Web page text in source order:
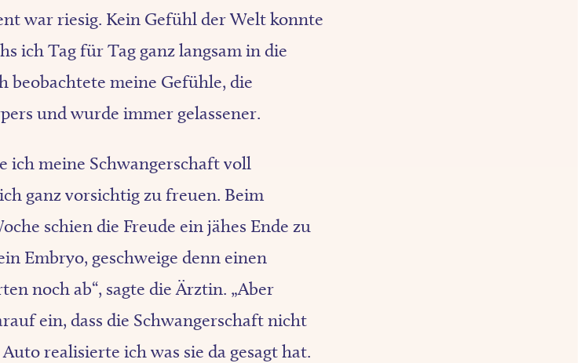
war riesig. Kein Gefühl der Welt konnte
ich Tag für Tag ganz langsam in die
beobachtete meine Gefühle, die
und wurde immer gelassener.
ich meine Schwangerschaft voll
ganz vorsichtig zu freuen. Beim
schien die Freude ein jähes Ende zu
Embryo, geschweige denn einen
noch ab“, sagte die Ärztin. „Aber
ein, dass die Schwangerschaft nicht
realisierte ich was sie da gesagt hat.